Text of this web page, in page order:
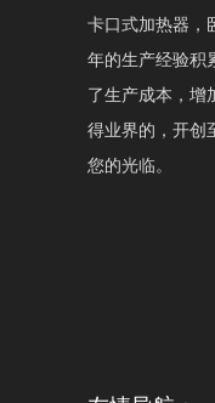
卡口式加热器，
年的生产经验积
了生产成本，增
得业界的，开创
您的光临。